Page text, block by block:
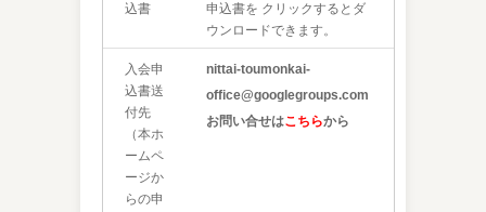
込書
申込書を クリックするとダ
ウンロードできます。
入会申
込書送
付先
（本ホ
ームペ
ージか
らの申
nittai-toumonkai-
office@googlegroups.com
お問い合せはこちらから